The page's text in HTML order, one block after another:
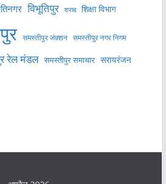
विभूतिपुर शराब शिक्षा विभाग
समस्तीपुर जंक्शन समस्तीपुर नगर निगम
रेल मंडल समस्तीपुर समाचार सरायरंजन